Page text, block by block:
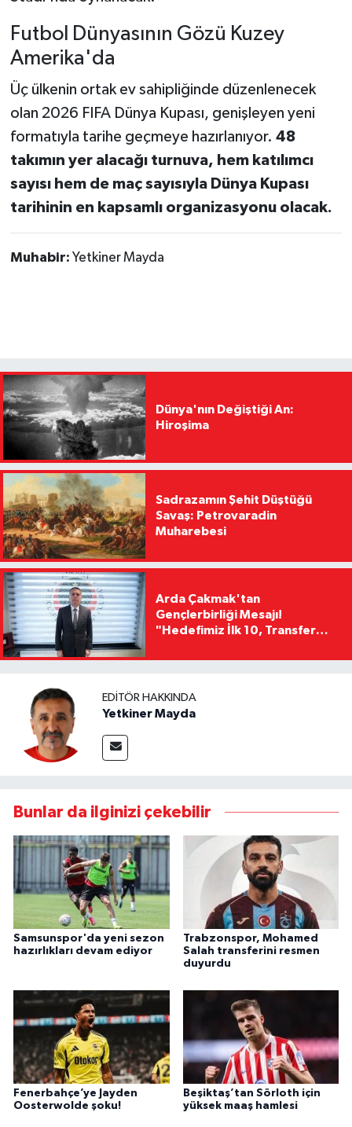
Futbol Dünyasının Gözü Kuzey
Amerika'da
Üç ülkenin ortak ev sahipliğinde düzenlenecek
olan 2026 FIFA Dünya Kupası, genişleyen yeni
formatıyla tarihe geçmeye hazırlanıyor. 48
takımın yer alacağı turnuva, hem katılımcı
sayısı hem de maç sayısıyla Dünya Kupası
tarihinin en kapsamlı organizasyonu olacak.
Muhabir: Yetkiner Mayda
Dünya'nın Değiştiği An:
Hiroşima
Sadrazamın Şehit Düştüğü
Savaş: Petrovaradin
Muharebesi
Arda Çakmak'tan
Gençlerbirliği Mesajı!
"Hedefimiz İlk 10, Transfer
Kaldıracağız"
EDITÖR HAKKINDA
Yetkiner Mayda
Bunlar da ilginizi çekebilir
Samsunspor'da yeni sezon
hazırlıkları devam ediyor
Trabzonspor, Mohamed
Salah transferini resmen
duyurdu
Fenerbahçe’ye Jayden
Oosterwolde şoku!
Beşiktaş’tan Sörloth için
yüksek maaş hamlesi